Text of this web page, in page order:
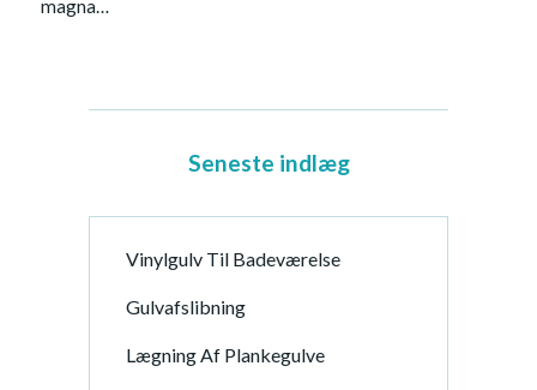
magna…
Seneste indlæg
Vinylgulv Til Badeværelse
Gulvafslibning
Lægning Af Plankegulve